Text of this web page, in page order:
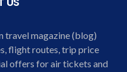
travel magazine (blog)
flight routes, trip price
offers for air tickets and